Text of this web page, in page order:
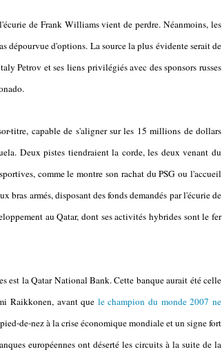
de Frank Williams vient de perdre. Néanmoins, les
dépourvue d'options. La source la plus évidente serait de
Petrov et ses liens privilégiés avec des sponsors russes
titre, capable de s'aligner sur les 15 millions de dollars
Deux pistes tiendraient la corde, les deux venant du
comme le montre son rachat du PSG ou l'accueil
armés, disposant des fonds demandés par l'écurie de
au Qatar, dont ses activités hybrides sont le fer
est la Qatar National Bank. Cette banque aurait été celle
Raikkonen, avant que le champion du monde 2007 ne
de-nez à la crise économique mondiale et un signe fort
européennes ont déserté les circuits à la suite de la